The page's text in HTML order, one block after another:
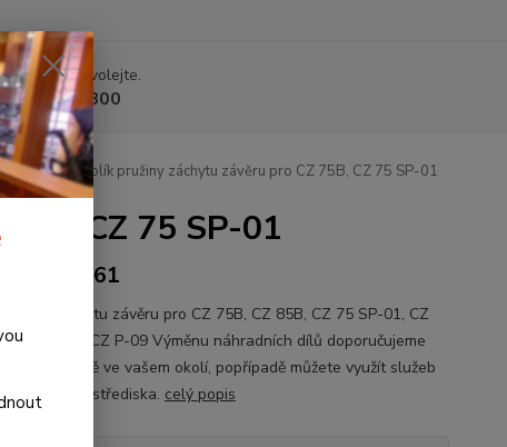
si rady? Zavolejte.
225 375 800
75 B Kolík pružiny záchytu závěru pro CZ 75B, CZ 75 SP-01
CZ 75 SP-01
pružiny záchytu závěru pro CZ 75B, CZ 85B, CZ 75 SP-01, CZ
CZ P-07, CZ P-09 Výměnu náhradních dílů doporučujeme
odborné dílně ve vašem okolí, popřípadě můžete využít služeb
servisního střediska. celý popis